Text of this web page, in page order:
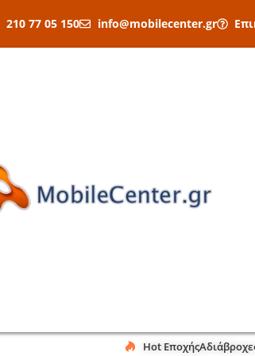
210 77 05 150 info@mobilecenter.gr
Hot Εποχής